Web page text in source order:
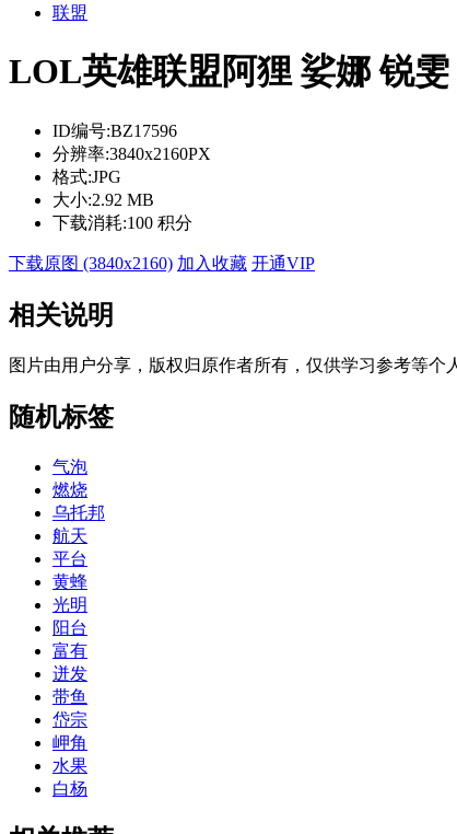
联盟
LOL英雄联盟阿狸 娑娜 锐雯
ID编号:BZ17596
分辨率:3840x2160PX
格式:JPG
大小:2.92 MB
下载消耗:100 积分
下载原图 (3840x2160) 加入收藏 开通VIP
相关说明
图片由用户分享，版权归原作者所有，仅供学习参考等
随机标签
气泡
燃烧
乌托邦
航天
平台
黄蜂
光明
阳台
富有
迸发
带鱼
岱宗
岬角
水果
白杨